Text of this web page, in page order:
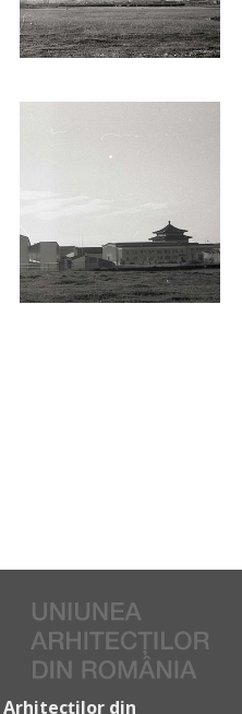
din